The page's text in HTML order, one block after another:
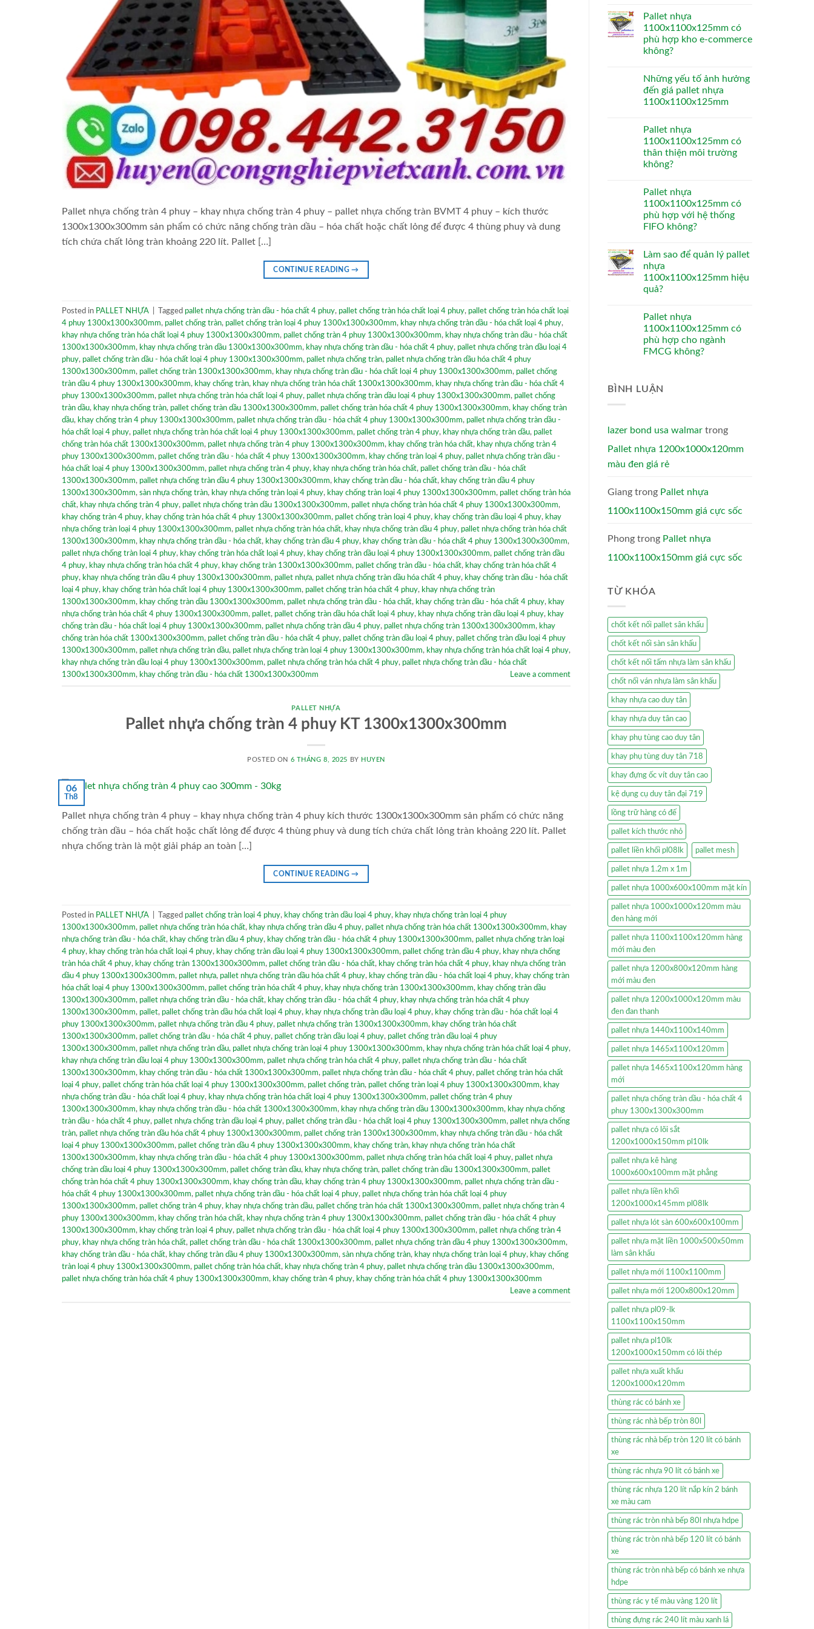
Pallet nhựa chống tràn 4 phuy – khay nhựa chống tràn 4 phuy – pallet nhựa chống tràn BVMT 4 phuy – kích thước
1300x1300x300mm sản phẩm có chức năng chống tràn dầu – hóa chất hoặc chất lỏng để được 4 thùng phuy và dung
tích chứa chất lỏng tràn khoảng 220 lít. Pallet […]
CONTINUE READING→
Posted in PALLET NHỰA Tagged pallet nhựa chống tràn dầu - hóa chất 4 phuy, pallet chống tràn hóa chất loại 4 phuy, pallet chống tràn hóa chất loại
4 phuy 1300x1300x300mm, pallet chống tràn, pallet chống tràn loại 4 phuy 1300x1300x300mm, khay nhựa chống tràn dầu - hóa chất loại 4 phuy,
khay nhựa chống tràn hóa chất loại 4 phuy 1300x1300x300mm, pallet chống tràn 4 phuy 1300x1300x300mm, khay nhựa chống tràn dầu - hóa chất
1300x1300x300mm, khay nhựa chống tràn dầu 1300x1300x300mm, khay nhựa chống tràn dầu - hóa chất 4 phuy, pallet nhựa chống tràn dầu loại 4
phuy, pallet chống tràn dầu - hóa chất loại 4 phuy 1300x1300x300mm, pallet nhựa chống tràn, pallet nhựa chống tràn dầu hóa chất 4 phuy
1300x1300x300mm, pallet chống tràn 1300x1300x300mm, khay nhựa chống tràn dầu - hóa chất loại 4 phuy 1300x1300x300mm, pallet chống
tràn dầu 4 phuy 1300x1300x300mm, khay chống tràn, khay nhựa chống tràn hóa chất 1300x1300x300mm, khay nhựa chống tràn dầu - hóa chất 4
phuy 1300x1300x300mm, pallet nhựa chống tràn hóa chất loại 4 phuy, pallet nhựa chống tràn dầu loại 4 phuy 1300x1300x300mm, pallet chống
tràn dầu, khay nhựa chống tràn, pallet chống tràn dầu 1300x1300x300mm, pallet chống tràn hóa chất 4 phuy 1300x1300x300mm, khay chống tràn
dầu, khay chống tràn 4 phuy 1300x1300x300mm, pallet nhựa chống tràn dầu - hóa chất 4 phuy 1300x1300x300mm, pallet nhựa chống tràn dầu -
hóa chất loại 4 phuy, pallet nhựa chống tràn hóa chất loại 4 phuy 1300x1300x300mm, pallet chống tràn 4 phuy, khay nhựa chống tràn dầu, pallet
chống tràn hóa chất 1300x1300x300mm, pallet nhựa chống tràn 4 phuy 1300x1300x300mm, khay chống tràn hóa chất, khay nhựa chống tràn 4
phuy 1300x1300x300mm, pallet chống tràn dầu - hóa chất 4 phuy 1300x1300x300mm, khay chống tràn loại 4 phuy, pallet nhựa chống tràn dầu -
hóa chất loại 4 phuy 1300x1300x300mm, pallet nhựa chống tràn 4 phuy, khay nhựa chống tràn hóa chất, pallet chống tràn dầu - hóa chất
1300x1300x300mm, pallet nhựa chống tràn dầu 4 phuy 1300x1300x300mm, khay chống tràn dầu - hóa chất, khay chống tràn dầu 4 phuy
1300x1300x300mm, sàn nhựa chống tràn, khay nhựa chống tràn loại 4 phuy, khay chống tràn loại 4 phuy 1300x1300x300mm, pallet chống tràn hóa
chất, khay nhựa chống tràn 4 phuy, pallet nhựa chống tràn dầu 1300x1300x300mm, pallet nhựa chống tràn hóa chất 4 phuy 1300x1300x300mm,
khay chống tràn 4 phuy, khay chống tràn hóa chất 4 phuy 1300x1300x300mm, pallet chống tràn loại 4 phuy, khay chống tràn dầu loại 4 phuy, khay
nhựa chống tràn loại 4 phuy 1300x1300x300mm, pallet nhựa chống tràn hóa chất, khay nhựa chống tràn dầu 4 phuy, pallet nhựa chống tràn hóa chất
1300x1300x300mm, khay nhựa chống tràn dầu - hóa chất, khay chống tràn dầu 4 phuy, khay chống tràn dầu - hóa chất 4 phuy 1300x1300x300mm,
pallet nhựa chống tràn loại 4 phuy, khay chống tràn hóa chất loại 4 phuy, khay chống tràn dầu loại 4 phuy 1300x1300x300mm, pallet chống tràn dầu
4 phuy, khay nhựa chống tràn hóa chất 4 phuy, khay chống tràn 1300x1300x300mm, pallet chống tràn dầu - hóa chất, khay chống tràn hóa chất 4
phuy, khay nhựa chống tràn dầu 4 phuy 1300x1300x300mm, pallet nhựa, pallet nhựa chống tràn dầu hóa chất 4 phuy, khay chống tràn dầu - hóa chất
loại 4 phuy, khay chống tràn hóa chất loại 4 phuy 1300x1300x300mm, pallet chống tràn hóa chất 4 phuy, khay nhựa chống tràn
1300x1300x300mm, khay chống tràn dầu 1300x1300x300mm, pallet nhựa chống tràn dầu - hóa chất, khay chống tràn dầu - hóa chất 4 phuy, khay
nhựa chống tràn hóa chất 4 phuy 1300x1300x300mm, pallet, pallet chống tràn dầu hóa chất loại 4 phuy, khay nhựa chống tràn dầu loại 4 phuy, khay
chống tràn dầu - hóa chất loại 4 phuy 1300x1300x300mm, pallet nhựa chống tràn dầu 4 phuy, pallet nhựa chống tràn 1300x1300x300mm, khay
chống tràn hóa chất 1300x1300x300mm, pallet chống tràn dầu - hóa chất 4 phuy, pallet chống tràn dầu loại 4 phuy, pallet chống tràn dầu loại 4 phuy
1300x1300x300mm, pallet nhựa chống tràn dầu, pallet nhựa chống tràn loại 4 phuy 1300x1300x300mm, khay nhựa chống tràn hóa chất loại 4 phuy,
khay nhựa chống tràn dầu loại 4 phuy 1300x1300x300mm, pallet nhựa chống tràn hóa chất 4 phuy, pallet nhựa chống tràn dầu - hóa chất
1300x1300x300mm, khay chống tràn dầu - hóa chất 1300x1300x300mm Leave a comment
PALLET NHỰA
Pallet nhựa chống tràn 4 phuy KT 1300x1300x300mm
POSTED ON 6 THÁNG 8, 2025 BY HUYEN
06
Th8
Pallet nhựa chống tràn 4 phuy – khay nhựa chống tràn 4 phuy kích thước 1300x1300x300mm sản phẩm có chức năng
chống tràn dầu – hóa chất hoặc chất lỏng để được 4 thùng phuy và dung tích chứa chất lỏng tràn khoảng 220 lít. Pallet
nhựa chống tràn là một giải pháp an toàn […]
CONTINUE READING→
Posted in PALLET NHỰA Tagged pallet chống tràn loại 4 phuy, khay chống tràn dầu loại 4 phuy, khay nhựa chống tràn loại 4 phuy
1300x1300x300mm, pallet nhựa chống tràn hóa chất, khay nhựa chống tràn dầu 4 phuy, pallet nhựa chống tràn hóa chất 1300x1300x300mm, khay
nhựa chống tràn dầu - hóa chất, khay chống tràn dầu 4 phuy, khay chống tràn dầu - hóa chất 4 phuy 1300x1300x300mm, pallet nhựa chống tràn loại
4 phuy, khay chống tràn hóa chất loại 4 phuy, khay chống tràn dầu loại 4 phuy 1300x1300x300mm, pallet chống tràn dầu 4 phuy, khay nhựa chống
tràn hóa chất 4 phuy, khay chống tràn 1300x1300x300mm, pallet chống tràn dầu - hóa chất, khay chống tràn hóa chất 4 phuy, khay nhựa chống tràn
dầu 4 phuy 1300x1300x300mm, pallet nhựa, pallet nhựa chống tràn dầu hóa chất 4 phuy, khay chống tràn dầu - hóa chất loại 4 phuy, khay chống tràn
hóa chất loại 4 phuy 1300x1300x300mm, pallet chống tràn hóa chất 4 phuy, khay nhựa chống tràn 1300x1300x300mm, khay chống tràn dầu
1300x1300x300mm, pallet nhựa chống tràn dầu - hóa chất, khay chống tràn dầu - hóa chất 4 phuy, khay nhựa chống tràn hóa chất 4 phuy
1300x1300x300mm, pallet, pallet chống tràn dầu hóa chất loại 4 phuy, khay nhựa chống tràn dầu loại 4 phuy, khay chống tràn dầu - hóa chất loại 4
phuy 1300x1300x300mm, pallet nhựa chống tràn dầu 4 phuy, pallet nhựa chống tràn 1300x1300x300mm, khay chống tràn hóa chất
1300x1300x300mm, pallet chống tràn dầu - hóa chất 4 phuy, pallet chống tràn dầu loại 4 phuy, pallet chống tràn dầu loại 4 phuy
1300x1300x300mm, pallet nhựa chống tràn dầu, pallet nhựa chống tràn loại 4 phuy 1300x1300x300mm, khay nhựa chống tràn hóa chất loại 4 phuy,
khay nhựa chống tràn dầu loại 4 phuy 1300x1300x300mm, pallet nhựa chống tràn hóa chất 4 phuy, pallet nhựa chống tràn dầu - hóa chất
1300x1300x300mm, khay chống tràn dầu - hóa chất 1300x1300x300mm, pallet nhựa chống tràn dầu - hóa chất 4 phuy, pallet chống tràn hóa chất
loại 4 phuy, pallet chống tràn hóa chất loại 4 phuy 1300x1300x300mm, pallet chống tràn, pallet chống tràn loại 4 phuy 1300x1300x300mm, khay
nhựa chống tràn dầu - hóa chất loại 4 phuy, khay nhựa chống tràn hóa chất loại 4 phuy 1300x1300x300mm, pallet chống tràn 4 phuy
1300x1300x300mm, khay nhựa chống tràn dầu - hóa chất 1300x1300x300mm, khay nhựa chống tràn dầu 1300x1300x300mm, khay nhựa chống
tràn dầu - hóa chất 4 phuy, pallet nhựa chống tràn dầu loại 4 phuy, pallet chống tràn dầu - hóa chất loại 4 phuy 1300x1300x300mm, pallet nhựa chống
tràn, pallet nhựa chống tràn dầu hóa chất 4 phuy 1300x1300x300mm, pallet chống tràn 1300x1300x300mm, khay nhựa chống tràn dầu - hóa chất
loại 4 phuy 1300x1300x300mm, pallet chống tràn dầu 4 phuy 1300x1300x300mm, khay chống tràn, khay nhựa chống tràn hóa chất
1300x1300x300mm, khay nhựa chống tràn dầu - hóa chất 4 phuy 1300x1300x300mm, pallet nhựa chống tràn hóa chất loại 4 phuy, pallet nhựa
chống tràn dầu loại 4 phuy 1300x1300x300mm, pallet chống tràn dầu, khay nhựa chống tràn, pallet chống tràn dầu 1300x1300x300mm, pallet
chống tràn hóa chất 4 phuy 1300x1300x300mm, khay chống tràn dầu, khay chống tràn 4 phuy 1300x1300x300mm, pallet nhựa chống tràn dầu -
hóa chất 4 phuy 1300x1300x300mm, pallet nhựa chống tràn dầu - hóa chất loại 4 phuy, pallet nhựa chống tràn hóa chất loại 4 phuy
1300x1300x300mm, pallet chống tràn 4 phuy, khay nhựa chống tràn dầu, pallet chống tràn hóa chất 1300x1300x300mm, pallet nhựa chống tràn 4
phuy 1300x1300x300mm, khay chống tràn hóa chất, khay nhựa chống tràn 4 phuy 1300x1300x300mm, pallet chống tràn dầu - hóa chất 4 phuy
1300x1300x300mm, khay chống tràn loại 4 phuy, pallet nhựa chống tràn dầu - hóa chất loại 4 phuy 1300x1300x300mm, pallet nhựa chống tràn 4
phuy, khay nhựa chống tràn hóa chất, pallet chống tràn dầu - hóa chất 1300x1300x300mm, pallet nhựa chống tràn dầu 4 phuy 1300x1300x300mm,
khay chống tràn dầu - hóa chất, khay chống tràn dầu 4 phuy 1300x1300x300mm, sàn nhựa chống tràn, khay nhựa chống tràn loại 4 phuy, khay chống
tràn loại 4 phuy 1300x1300x300mm, pallet chống tràn hóa chất, khay nhựa chống tràn 4 phuy, pallet nhựa chống tràn dầu 1300x1300x300mm,
pallet nhựa chống tràn hóa chất 4 phuy 1300x1300x300mm, khay chống tràn 4 phuy, khay chống tràn hóa chất 4 phuy 1300x1300x300mm
Leave a comment
Pallet nhựa
1100x1100x125mm có
phù hợp kho e-commerce
không?
Những yếu tố ảnh hưởng
đến giá pallet nhựa
1100x1100x125mm
Pallet nhựa
1100x1100x125mm có
thân thiện môi trường
không?
Pallet nhựa
1100x1100x125mm có
phù hợp với hệ thống
FIFO không?
Làm sao để quản lý pallet
nhựa
1100x1100x125mm hiệu
quả?
Pallet nhựa
1100x1100x125mm có
phù hợp cho ngành
FMCG không?
BÌNH LUẬN
lazer bond usa walmar trong
Pallet nhựa 1200x1000x120mm
màu đen giá rẻ
Giang trong Pallet nhựa
1100x1100x150mm giá cực sốc
Phong trong Pallet nhựa
1100x1100x150mm giá cực sốc
TỪ KHÓA
chốt kết nối pallet sân khấu
chốt kết nối sàn sân khấu
chốt kết nối tấm nhựa làm sân khấu
chốt nối ván nhựa làm sân khấu
khay nhựa cao duy tân
khay nhựa duy tân cao
khay phụ tùng cao duy tân
khay phụ tùng duy tân 718
khay đựng ốc vít duy tân cao
kệ dụng cụ duy tân đại 719
lồng trữ hàng có đế
pallet kích thước nhỏ
pallet liền khối pl08lk pallet mesh
pallet nhựa 1.2m x 1m
pallet nhựa 1000x600x100mm mặt kín
pallet nhựa 1000x1000x120mm màu
đen hàng mới
pallet nhựa 1100x1100x120mm hàng
mới màu đen
pallet nhựa 1200x800x120mm hàng
mới màu đen
pallet nhựa 1200x1000x120mm màu
đen đan thanh
pallet nhựa 1440x1100x140mm
pallet nhựa 1465x1100x120mm
pallet nhựa 1465x1100x120mm hàng
mới
pallet nhựa chống tràn dầu - hóa chất 4
phuy 1300x1300x300mm
pallet nhựa có lõi sắt
1200x1000x150mm pl10lk
pallet nhựa kê hàng
1000x600x100mm mặt phẳng
pallet nhựa liền khối
1200x1000x145mm pl08lk
pallet nhựa lót sàn 600x600x100mm
pallet nhựa mặt liền 1000x500x50mm
làm sân khấu
pallet nhựa mới 1100x1100mm
pallet nhựa mới 1200x800x120mm
pallet nhựa pl09-lk
1100x1100x150mm
pallet nhựa pl10lk
1200x1000x150mm có lõi thép
pallet nhựa xuất khẩu
1200x1000x120mm
thùng rác có bánh xe
thùng rác nhà bếp tròn 80l
thùng rác nhà bếp tròn 120 lít có bánh
xe
thùng rác nhựa 90 lít có bánh xe
thùng rác nhựa 120 lít nắp kín 2 bánh
xe màu cam
thùng rác tròn nhà bếp 80l nhựa hdpe
thùng rác tròn nhà bếp 120 lít có bánh
xe
thùng rác tròn nhà bếp có bánh xe nhựa
hdpe
thùng rác y tế màu vàng 120 lít
thùng đựng rác 240 lít màu xanh lá